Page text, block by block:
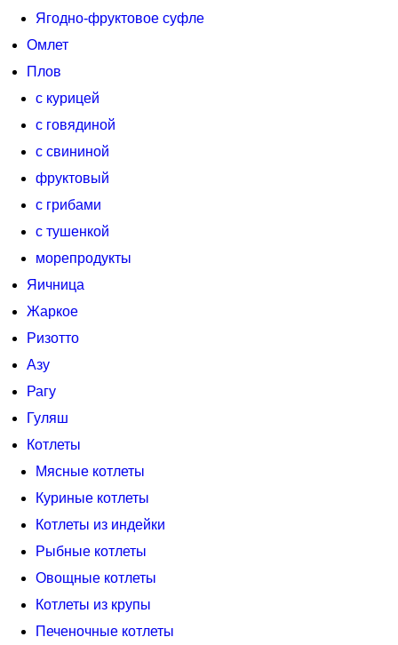
Ягодно-фруктовое суфле
Омлет
Плов
с курицей
с говядиной
с свининой
фруктовый
с грибами
с тушенкой
морепродукты
Яичница
Жаркое
Ризотто
Азу
Рагу
Гуляш
Котлеты
Мясные котлеты
Куриные котлеты
Котлеты из индейки
Рыбные котлеты
Овощные котлеты
Котлеты из крупы
Печеночные котлеты